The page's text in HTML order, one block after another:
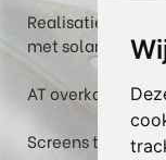
Realisatie in
met solar volant
AT overkapping
Screens te